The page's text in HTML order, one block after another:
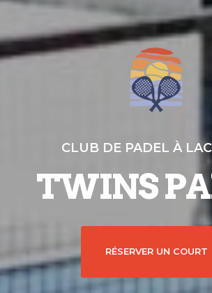
CLUB DE PADEL À
TWINS
RÉSERVER UN COURT